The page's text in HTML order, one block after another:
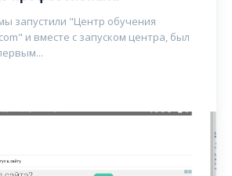
запустили "Центр обучения
и вместе с запуском центра, был